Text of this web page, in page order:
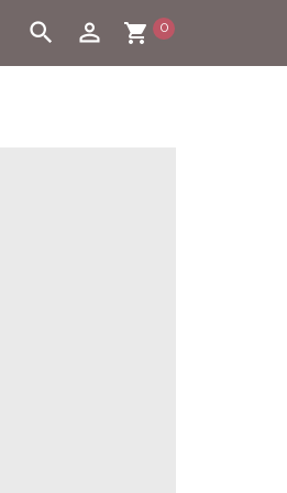
shopping_cart 0
person_outline
search